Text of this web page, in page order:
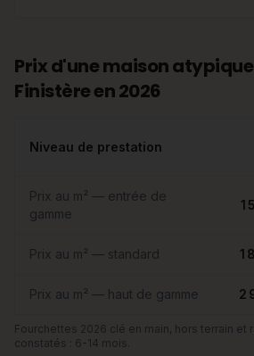
Prix d'une maison
Finistère en 2026
Niveau de prestation
Prix au m² — entrée de
gamme
1
Prix au m² — standard 1
Prix au m² — haut de gamme 2
Fourchettes 2026 clé en main, hors terrain et
constatés : 6-14 mois.